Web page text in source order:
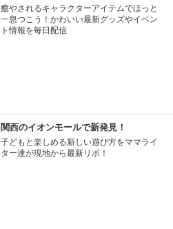
癒やされるキャラクターアイテムでほっと
一息つこう！かわいい最新グッズやイベン
ト情報を毎日配信
関西のイオンモールで新発見！
子どもと楽しめる新しい遊び方をママライ
ター達が現地から最新リポ！